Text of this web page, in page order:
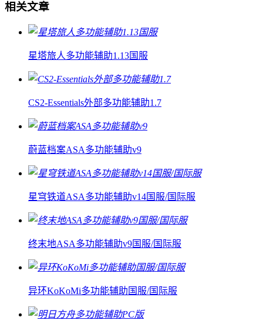
相关文章
星塔旅人多功能辅助1.13国服
CS2-Essentials外部多功能辅助1.7
蔚蓝档案ASA多功能辅助v9
星穹铁道ASA多功能辅助v14国服/国际服
终末地ASA多功能辅助v9国服/国际服
异环KoKoMi多功能辅助国服/国际服